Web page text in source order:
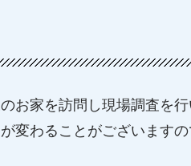
お家を訪問し現場調査を行
変わることがございます